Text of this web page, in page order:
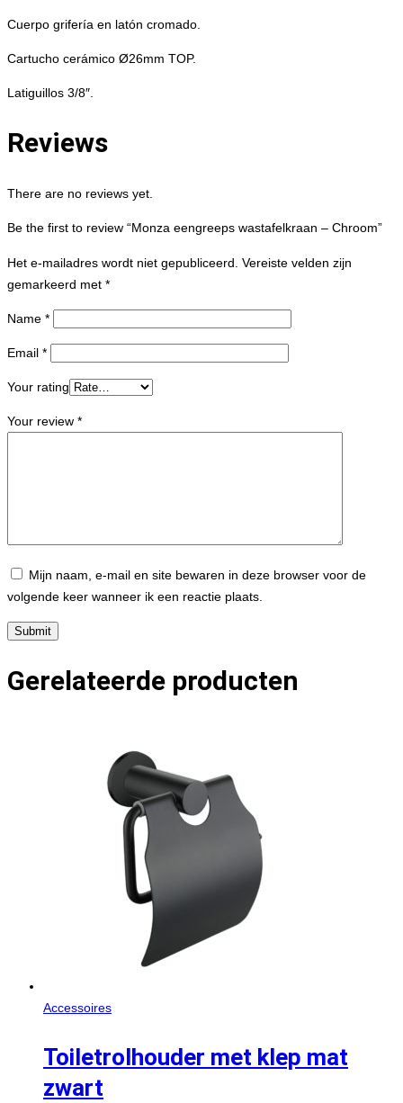
Cuerpo grifería en latón cromado.
Cartucho cerámico Ø26mm TOP.
Latiguillos 3/8″.
Reviews
There are no reviews yet.
Be the first to review “Monza eengreeps wastafelkraan – Chroom”
Het e-mailadres wordt niet gepubliceerd. Vereiste velden zijn
gemarkeerd met *
Name *
Email *
Your rating
Your review *
Mijn naam, e-mail en site bewaren in deze browser voor de
volgende keer wanneer ik een reactie plaats.
Gerelateerde producten
Accessoires
Toiletrolhouder met klep mat
zwart